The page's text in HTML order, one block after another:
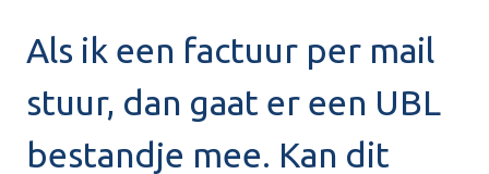
Als ik een factuur per mail
stuur, dan gaat er een UBL
bestandje mee. Kan dit